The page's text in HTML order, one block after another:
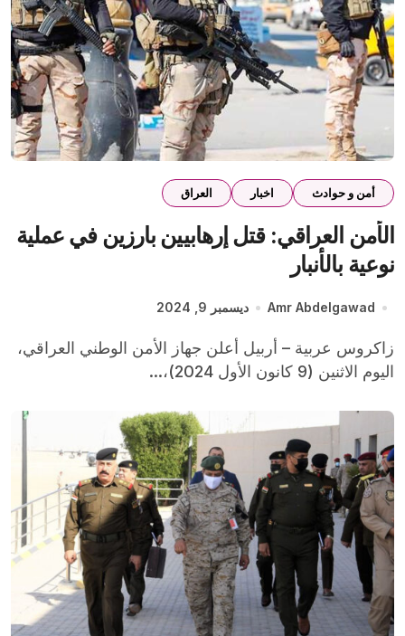
أمن و حوادث اخبار العراق
الأمن العراقي: قتل إرهابيين بارزين في عملية
نوعية بالأنبار
Amr Abdelgawad ديسمبر 9, 2024
زاكروس عربية – أربيل أعلن جهاز الأمن الوطني العراقي،
اليوم الاثنين (9 كانون الأول 2024)،...